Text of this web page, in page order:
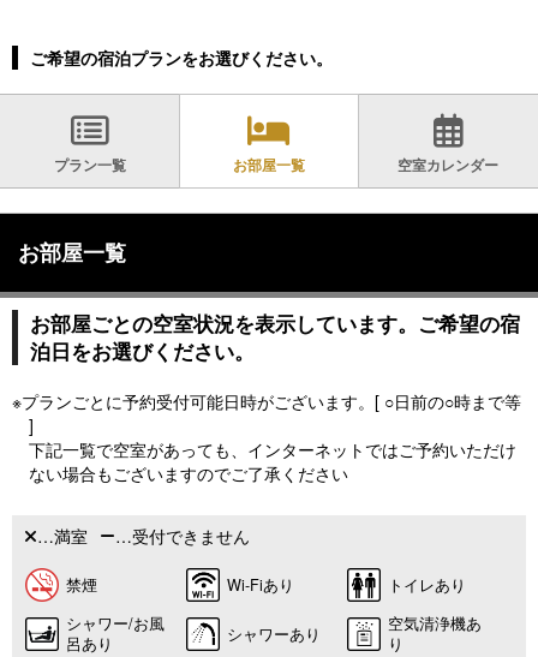
ご希望の宿泊プランをお選びください。
プラン一覧 お部屋一覧 空室カレンダー
お部屋一覧
お部屋ごとの空室状況を表示しています。ご希望の宿
泊日をお選びください。
※プランごとに予約受付可能日時がございます。[ ○日前の○時まで等
]
下記一覧で空室があっても、インターネットではご予約いただけ
ない場合もございますのでご了承ください
…満室 …受付できません
禁煙 Wi-Fiあり
トイレあり
シャワー/お風
呂あり
シャワーあり
空気清浄機あ
り